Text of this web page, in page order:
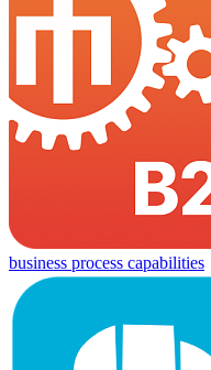
business process capabilities